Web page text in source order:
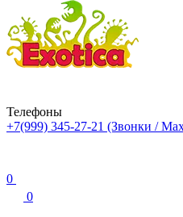
Телефоны
+7(999) 345-27-21 (Звонки /
0
0